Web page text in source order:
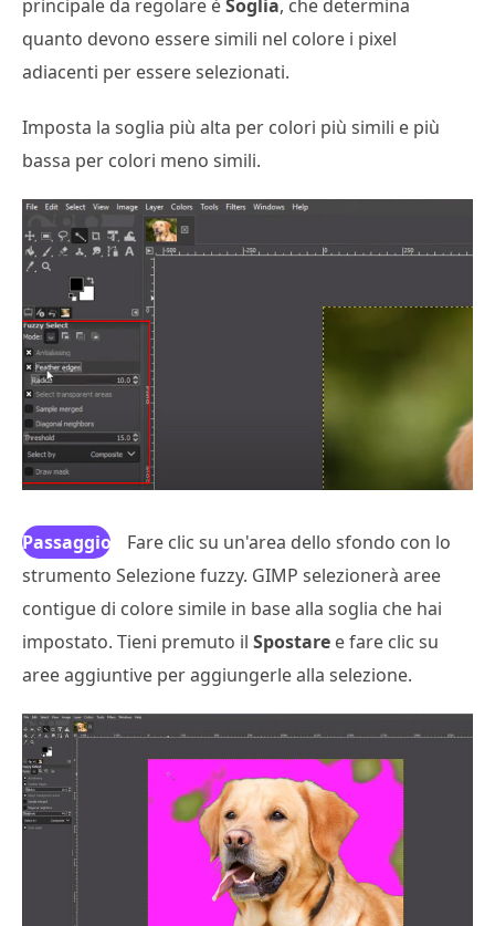
principale da regolare èSoglia, che determina
quanto devono essere simili nel colore i pixel
adiacenti per essere selezionati.
Imposta la soglia più alta per colori più simili e più
bassa per colori meno simili.
Passaggio
4
Fare clic su un'area dello sfondo con lo
strumento Selezione fuzzy. GIMP selezionerà aree
contigue di colore simile in base alla soglia che hai
impostato. Tieni premuto il Spostare e fare clic su
aree aggiuntive per aggiungerle alla selezione.